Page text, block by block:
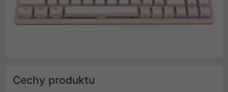
Cechy produktu